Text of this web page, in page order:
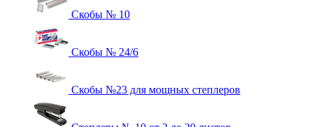
Скобы № 10
Скобы № 24/6
Скобы №23 для мощных степлеров